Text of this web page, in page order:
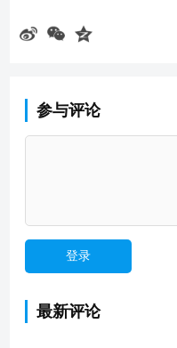
参与评论
最新评论